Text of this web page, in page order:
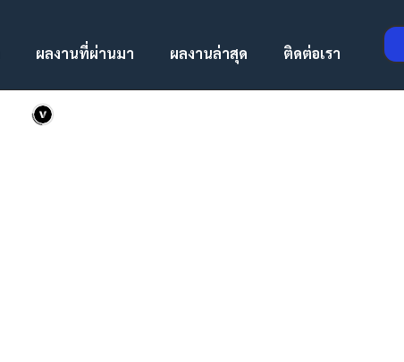
ผลงานที่ผ่านมา ผลงานล่าสุด ติดต่อเรา